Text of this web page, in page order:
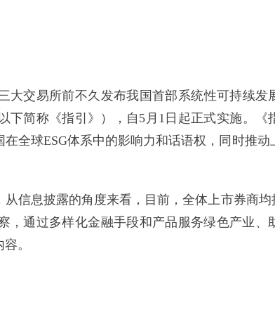
交易所前不久发布我国首部系统性可持续
下简称《指引》），自5月1日起正式实施。《
全球ESG体系中的影响力和话语权，同时推
息披露的角度来看，目前，全体上市券商均
，通过多样化金融手段和产品服务绿色产业、
。